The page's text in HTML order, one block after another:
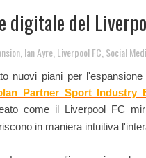
digitale del
Ian Ayre Liverpool FC Social
nuovi piani per
Partner Sport Industry
come il Liverpool FC
in maniera intuitiva